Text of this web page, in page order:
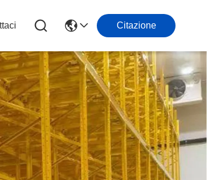
Citazione